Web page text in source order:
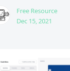
Free Resource
Dec 15, 2021